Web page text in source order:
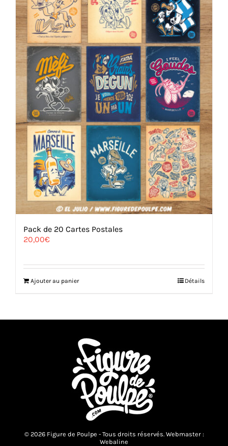
Pack de 20 Cartes Postales
20,00€
Ajouter au panier Détails
© 2026 Figure de Poulpe - Tous droits réservés. Webmaster :
Webaline